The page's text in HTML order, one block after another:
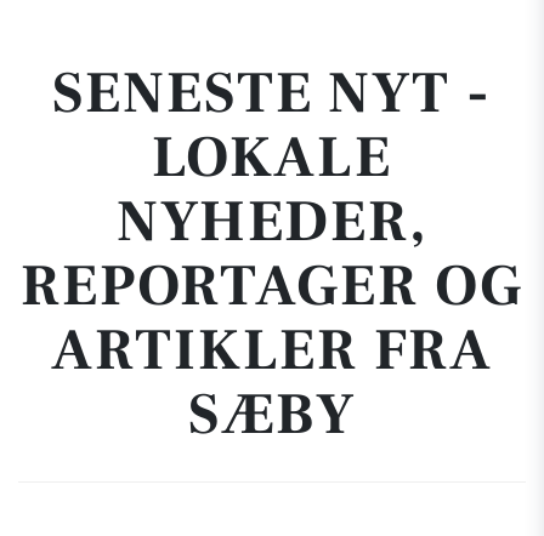
SENESTE NYT -
LOKALE
NYHEDER,
REPORTAGER OG
ARTIKLER FRA
SÆBY